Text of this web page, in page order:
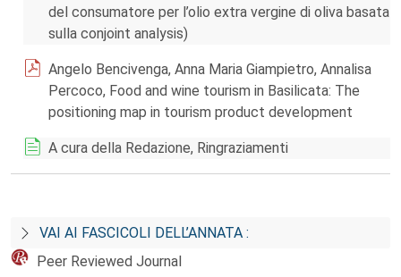
del consumatore per l’olio extra vergine di oliva basata
sulla conjoint analysis)
Angelo Bencivenga, Anna Maria Giampietro, Annalisa
Percoco, Food and wine tourism in Basilicata: The
positioning map in tourism product development
A cura della Redazione, Ringraziamenti
VAI AI FASCICOLI DELL’ANNATA :
Peer Reviewed Journal